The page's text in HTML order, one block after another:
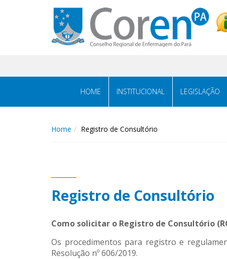
HOME INSTITUCIONAL LEGISLAÇÃO
Home Registro de Consultório
Registro de Consultório
Como solicitar o Registro de Consultório
Os procedimentos para registro e
Resolução nº 606/2019.